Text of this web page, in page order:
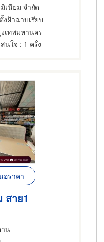
เนียม จำกัด
ฝ้าฉาบเรียบ
งเทพมหานคร
สนใจ : 1 ครั้ง
อราคา
สาย1
าน